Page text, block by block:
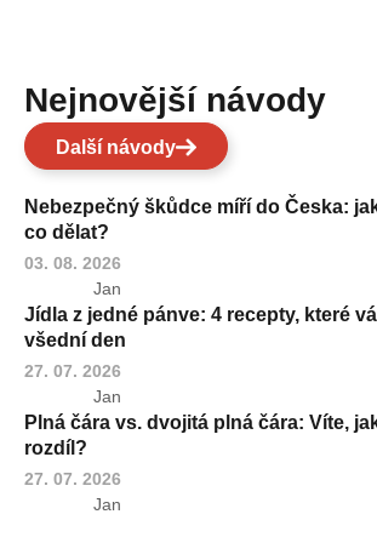
Nejnovější návody
Další návody
Nebezpečný škůdce míří do Česka:
co dělat?
03. 08. 2026
Jan
Jídla z jedné pánve: 4 recepty, které
všední den
27. 07. 2026
Jan
Plná čára vs. dvojitá plná čára: Víte,
rozdíl?
27. 07. 2026
Jan